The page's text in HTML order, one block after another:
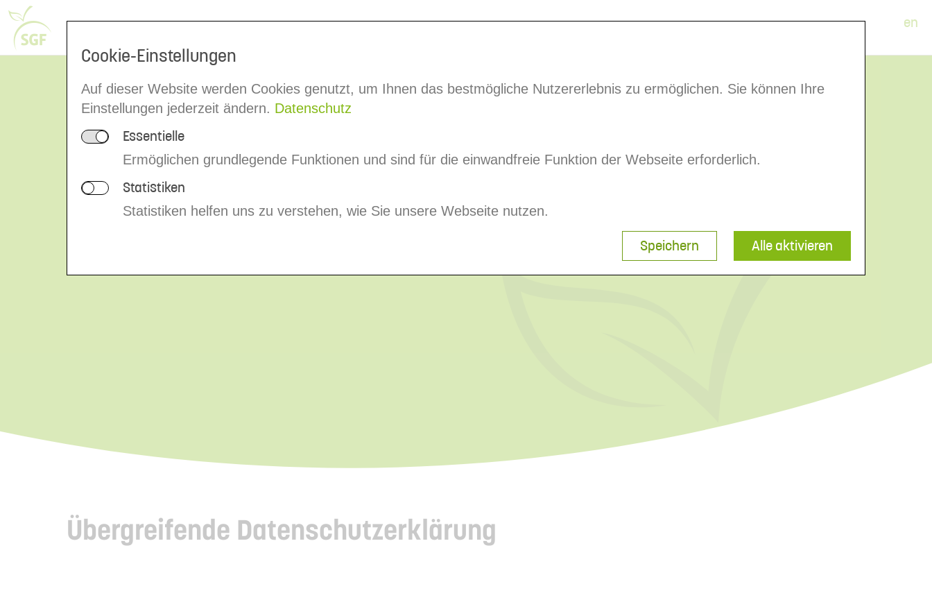
en
Datenschutz
Übergreifende Datenschutzerklärung
Cookie-Einstellungen
Auf dieser Website werden Cookies genutzt, um Ihnen das bestmögliche Nutzererlebnis zu ermöglichen. Sie können Ihre
Einstellungen jederzeit ändern. Datenschutz
Essentielle
Ermöglichen grundlegende Funktionen und sind für die einwandfreie Funktion der Webseite erforderlich.
Statistiken
Statistiken helfen uns zu verstehen, wie Sie unsere Webseite nutzen.
Speichern Alle aktivieren